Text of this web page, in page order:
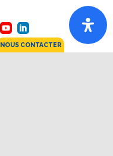
NOUS CONTACTER